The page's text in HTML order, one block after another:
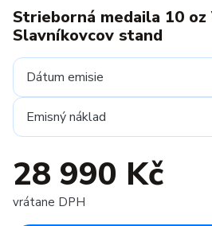
Strieborná medaila 10 oz
Slavníkovcov stand
Dátum emisie
Emisný náklad
28 990 Kč
vrátane DPH